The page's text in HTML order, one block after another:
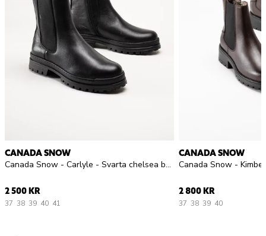
CANADA SNOW
Canada Snow - Carlyle - Svarta chelsea boots med utfällbara broddar
2 500 KR
37 38 39 40 41
CANADA SNOW
2 800 KR
37 38 39 40